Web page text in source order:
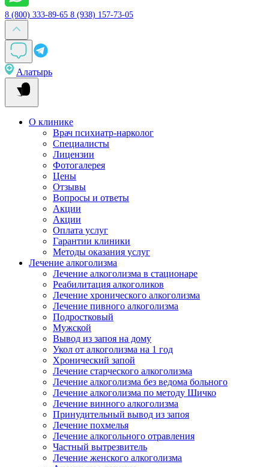
8 (800) 333-89-65 8 (938) 157-73-05
Алатырь
О клинике
Врач психиатр-нарколог
Специалисты
Лицензии
Фотогалерея
Цены
Отзывы
Вопросы и ответы
Акции
Акции
Оплата услуг
Гарантии клиники
Методы оказания услуг
Лечение алкоголизма
Лечение алкоголизма в стационаре
Реабилитация алкоголиков
Лечение хронического алкоголизма
Лечение пивного алкоголизма
Подростковый
Мужской
Вывод из запоя на дому
Укол от алкоголизма на 1 год
Хронический запой
Лечение старческого алкоголизма
Лечение алкоголизма без ведома больного
Лечение алкоголизма по методу Шичко
Лечение винного алкоголизма
Принудительный вывод из запоя
Лечение похмелья
Лечение алкогольного отравления
Частный вытрезвитель
Лечение женского алкоголизма